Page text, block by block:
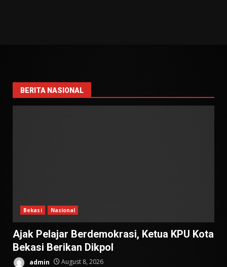
BERITA NASIONAL
Bekasi Nasional
Ajak Pelajar Berdemokrasi, Ketua KPU Kota
Bekasi Berikan Dikpol
admin August 8, 2026